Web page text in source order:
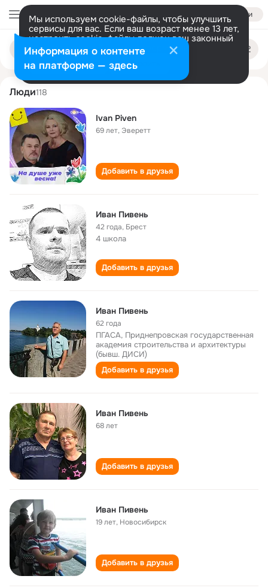
Войти
Мы используем cookie-файлы, чтобы улучшить
сервисы для вас. Если ваш возраст менее 13 лет,
настроить cookie-файлы должен ваш законный
представитель. Больше информации
Разрешить все Настроить
Поиск
людям
ivan piven
Люди118
Ivan Piven
69 лет, Эверетт
Добавить в друзья
Иван Пивень
42 года, Брест
4 школа
Добавить в друзья
Иван Пивень
62 года
ПГАСА, Приднепровская государственная
академия строительства и архитектуры
(бывш. ДИСИ)
Добавить в друзья
Иван Пивень
68 лет
Добавить в друзья
Иван Пивень
19 лет, Новосибирск
Добавить в друзья
Информация о контенте
на платформе — здесь